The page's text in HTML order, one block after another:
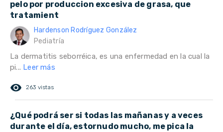
pelo por produccion excesiva de grasa, que
tratamient
Hardenson Rodríguez González
Pediatría
La dermatitis seborréica, es una enfermedad en la cual la
pi... Leer más
remove_red_eye 263 vistas
¿Qué podrá ser si todas las mañanas y a veces
durante el día, estornudo mucho, me pica la